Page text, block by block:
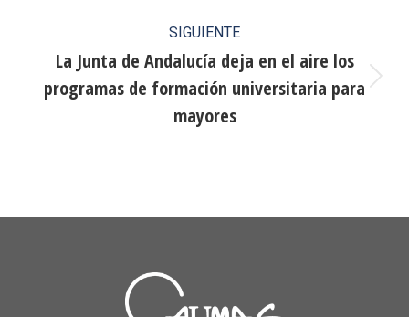
SIGUIENTE
Publicación
siguiente:
La Junta de Andalucía deja en el aire los
programas de formación universitaria para
mayores